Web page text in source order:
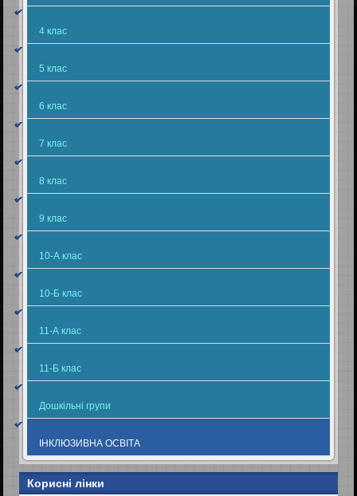
4 клас
5 клас
6 клас
7 клас
8 клас
9 клас
10-А клас
10-Б клас
11-А клас
11-Б клас
Дошкільні групи
ІНКЛЮЗИВНА ОСВІТА
Корисні лінки